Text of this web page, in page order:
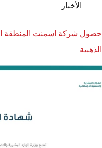
الأخبار
حصول شركة اسمنت المنطقة
الذهبية